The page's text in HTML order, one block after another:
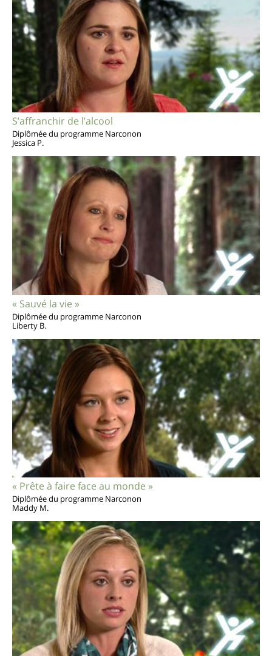
S’affranchir de l’alcool
Diplômée du programme Narconon
Jessica P.
« Sauvé la vie »
Diplômée du programme Narconon
Liberty B.
« Prête à faire face au monde »
Diplômée du programme Narconon
Maddy M.